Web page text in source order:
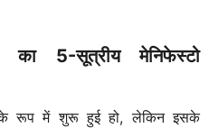
का 5-सूत्रीय मेनिफेस्टो
के रूप में शुरू हुई हो, लेकिन इसके